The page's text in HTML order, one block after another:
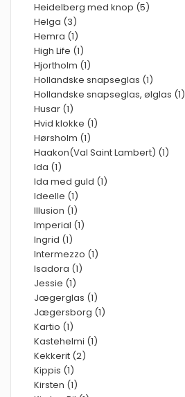
Heidelberg med knop (5)
Helga (3)
Hemra (1)
High Life (1)
Hjortholm (1)
Hollandske snapseglas (1)
Hollandske snapseglas, ølglas (1)
Husar (1)
Hvid klokke (1)
Hørsholm (1)
Haakon(Val Saint Lambert) (1)
Ida (1)
Ida med guld (1)
Ideelle (1)
Illusion (1)
Imperial (1)
Ingrid (1)
Intermezzo (1)
Isadora (1)
Jessie (1)
Jægerglas (1)
Jægersborg (1)
Kartio (1)
Kastehelmi (1)
Kekkerit (2)
Kippis (1)
Kirsten (1)